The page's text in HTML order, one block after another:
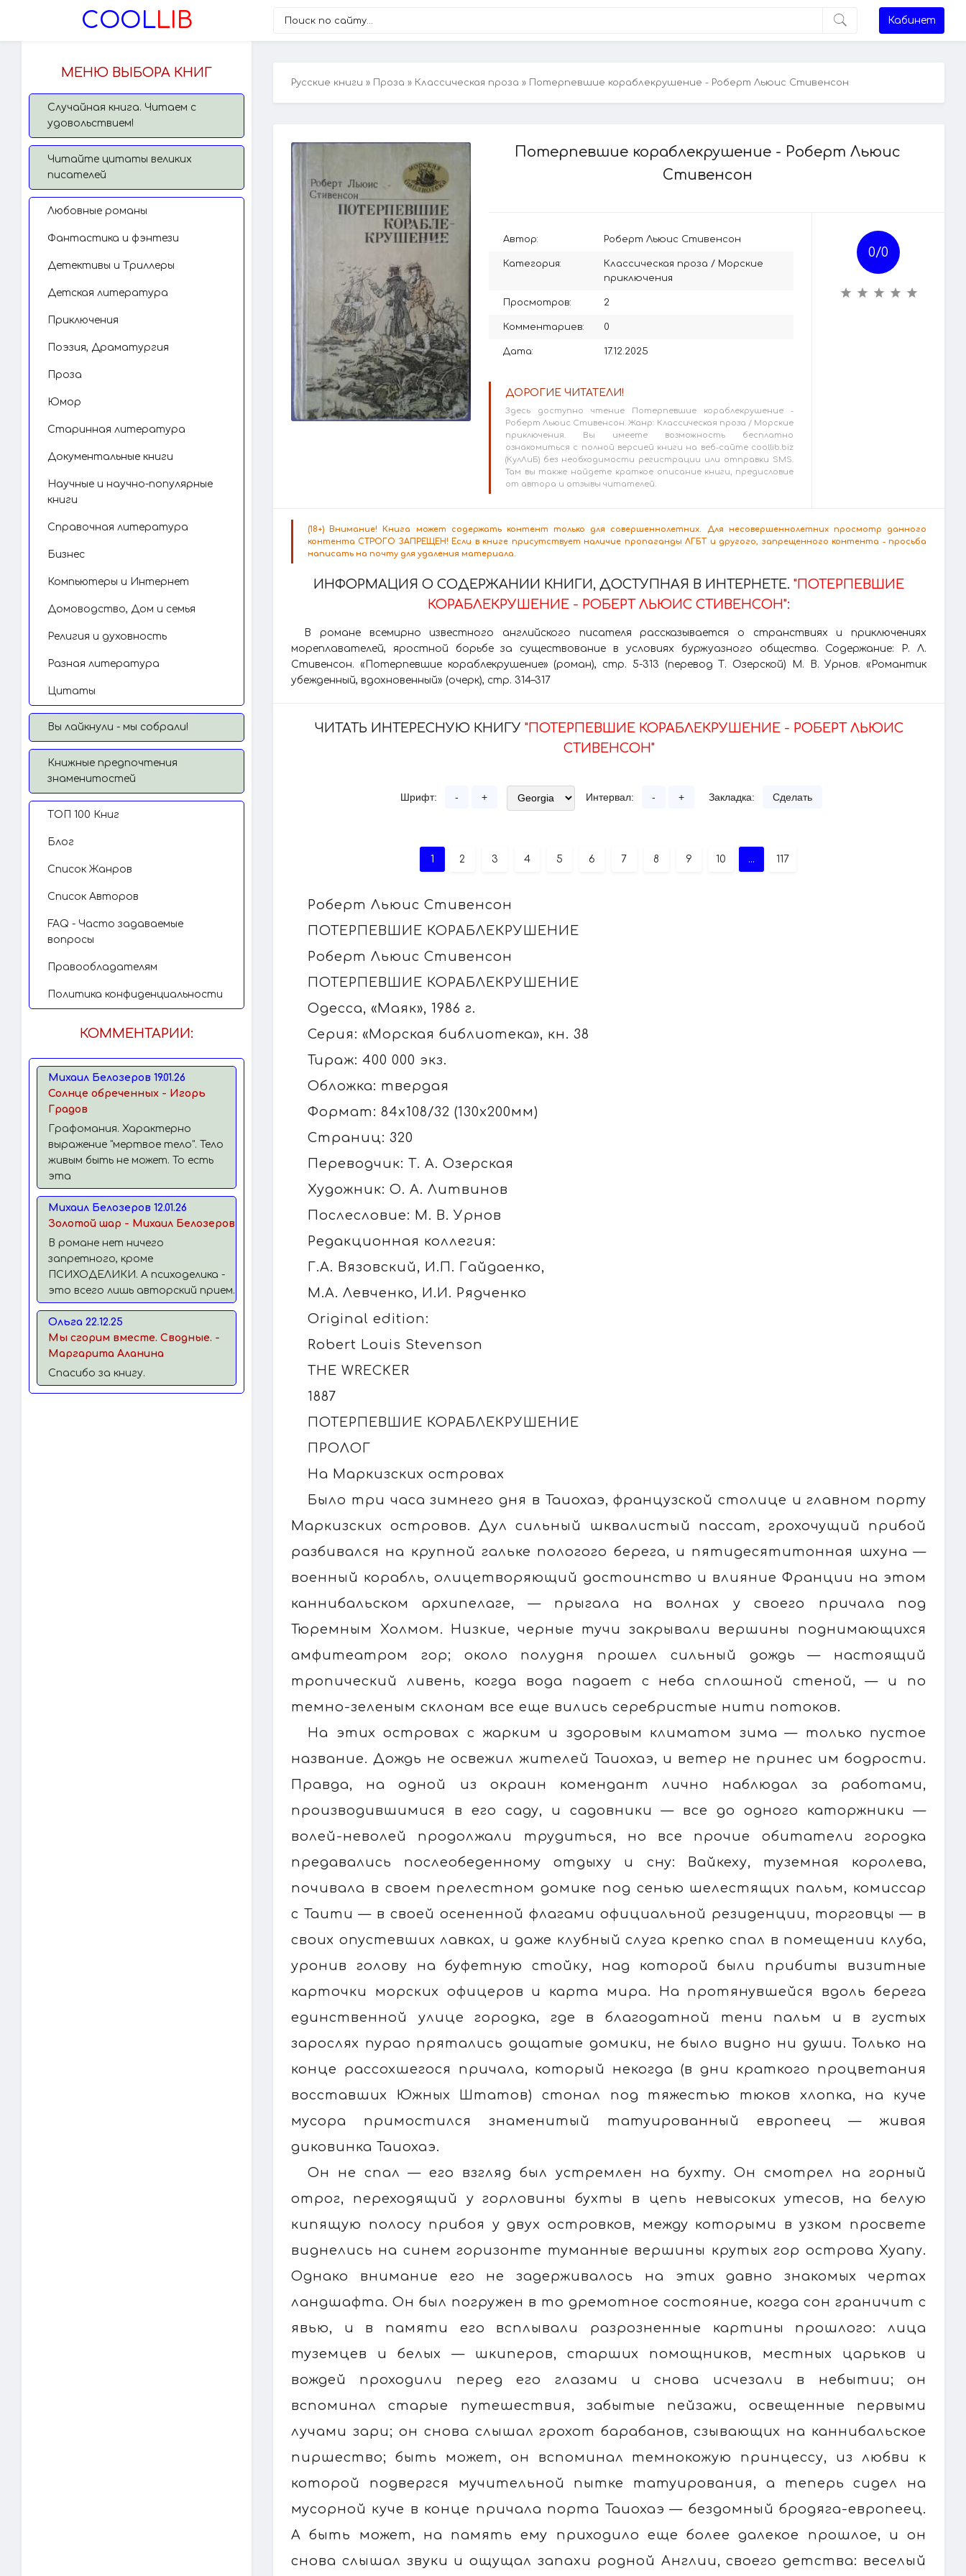
COOLLIB Кабинет
МЕНЮ ВЫБОРА КНИГ
Случайная книга. Читаем с
удовольствием!
Читайте цитаты великих
писателей
Любовные романы
Фантастика и фэнтези
Детективы и Триллеры
Детская литература
Приключения
Поэзия, Драматургия
Проза
Юмор
Старинная литература
Документальные книги
Научные и научно-популярные
книги
Справочная литература
Бизнес
Компьютеры и Интернет
Домоводство, Дом и семья
Религия и духовность
Разная литература
Цитаты
Вы лайкнули - мы собрали!
Книжные предпочтения
знаменитостей
TОП 100 Книг
Блог
Список Жанров
Список Авторов
FAQ - Часто задаваемые
вопросы
Правообладателям
Политика конфиденциальности
КОММЕНТАРИИ:
Михаил Белозеров 19.01.26
Солнце обреченных - Игорь
Градов
Графомания. Характерно
выражение "мертвое тело". Тело
живым быть не может. То есть
эта
Михаил Белозеров 12.01.26
Золотой шар - Михаил Белозеров
В романе нет ничего
запретного, кроме
ПСИХОДЕЛИКИ. А психоделика -
это всего лишь авторский прием.
Ольга 22.12.25
Мы сгорим вместе. Сводные. -
Маргарита Аланина
Спасибо за книгу.
Русские книги » Проза » Классическая проза » Потерпевшие кораблекрушение - Роберт Льюис Стивенсон
Потерпевшие кораблекрушение - Роберт Льюис
Стивенсон
Автор: Роберт Льюис Стивенсон
Категория: Классическая проза / Морские
приключения
Просмотров: 2
Комментариев: 0
Дата: 17.12.2025
ДОРОГИЕ ЧИТАТЕЛИ!
Здесь доступно чтение Потерпевшие кораблекрушение -
Роберт Льюис Стивенсон. Жанр: Классическая проза / Морские
приключения. Вы имеете возможность бесплатно
ознакомиться с полной версией книги на веб-сайте coollib.biz
(КулЛиБ) без необходимости регистрации или отправки SMS.
Там вы также найдете краткое описание книги, предисловие
от автора и отзывы читателей.
0/0
(18+) Внимание! Книга может содержать контент только для совершеннолетних. Для несовершеннолетних просмотр данного
контента СТРОГО ЗАПРЕЩЕН! Если в книге присутствует наличие пропаганды ЛГБТ и другого, запрещенного контента - просьба
написать на почту для удаления материала.
ИНФОРМАЦИЯ О СОДЕРЖАНИИ КНИГИ, ДОСТУПНАЯ В ИНТЕРНЕТЕ. "ПОТЕРПЕВШИЕ
КОРАБЛЕКРУШЕНИЕ - РОБЕРТ ЛЬЮИС СТИВЕНСОН":
В романе всемирно известного английского писателя рассказывается о странствиях и приключениях
мореплавателей, яростной борьбе за существование в условиях буржуазного общества. Содержание: Р. Л.
Стивенсон. «Потерпевшие кораблекрушение» (роман), стр. 5-313 (перевод Т. Озерской) М. В. Урнов. «Романтик
убежденный, вдохновенный» (очерк), стр. 314–317
ЧИТАТЬ ИНТЕРЕСНУЮ КНИГУ "ПОТЕРПЕВШИЕ КОРАБЛЕКРУШЕНИЕ - РОБЕРТ ЛЬЮИС
СТИВЕНСОН"
Шрифт: - + Интервал: - + Закладка: Сделать
1 2 3 4 5 6 7 8 9 10 ... 117
Роберт Льюис Стивенсон
ПОТЕРПЕВШИЕ КОРАБЛЕКРУШЕНИЕ
Роберт Льюис Стивенсон
ПОТЕРПЕВШИЕ КОРАБЛЕКРУШЕНИЕ
Одесса, «Маяк», 1986 г.
Серия: «Морская библиотека», кн. 38
Тираж: 400 000 экз.
Обложка: твердая
Формат: 84х108/32 (130х200мм)
Страниц: 320
Переводчик: Т. А. Озерская
Художник: О. А. Литвинов
Послесловие: М. В. Урнов
Редакционная коллегия:
Г.А. Вязовский, И.П. Гайдаенко,
М.А. Левченко, И.И. Рядченко
Original edition:
Robert Louis Stevenson
THE WRECKER
1887
ПОТЕРПЕВШИЕ КОРАБЛЕКРУШЕНИЕ
ПРОЛОГ
На Маркизских островах
Было три часа зимнего дня в Таиохаэ, французской столице и главном порту
Маркизских островов. Дул сильный шквалистый пассат, грохочущий прибой
разбивался на крупной гальке пологого берега, и пятидесятитонная шхуна —
военный корабль, олицетворяющий достоинство и влияние Франции на этом
каннибальском архипелаге, — прыгала на волнах у своего причала под
Тюремным Холмом. Низкие, черные тучи закрывали вершины поднимающихся
амфитеатром гор; около полудня прошел сильный дождь — настоящий
тропический ливень, когда вода падает с неба сплошной стеной, — и по
темно-зеленым склонам все еще вились серебристые нити потоков.
На этих островах с жарким и здоровым климатом зима — только пустое
название. Дождь не освежил жителей Таиохаэ, и ветер не принес им бодрости.
Правда, на одной из окраин комендант лично наблюдал за работами,
производившимися в его саду, и садовники — все до одного каторжники —
волей-неволей продолжали трудиться, но все прочие обитатели городка
предавались послеобеденному отдыху и сну: Вайкеху, туземная королева,
почивала в своем прелестном домике под сенью шелестящих пальм, комиссар
с Таити — в своей осененной флагами официальной резиденции, торговцы — в
своих опустевших лавках, и даже клубный слуга крепко спал в помещении клуба,
уронив голову на буфетную стойку, над которой были прибиты визитные
карточки морских офицеров и карта мира. На протянувшейся вдоль берега
единственной улице городка, где в благодатной тени пальм и в густых
зарослях пурао прятались дощатые домики, не было видно ни души. Только на
конце рассохшегося причала, который некогда (в дни краткого процветания
восставших Южных Штатов) стонал под тяжестью тюков хлопка, на куче
мусора примостился знаменитый татуированный европеец — живая
диковинка Таиохаэ.
Он не спал — его взгляд был устремлен на бухту. Он смотрел на горный
отрог, переходящий у горловины бухты в цепь невысоких утесов, на белую
кипящую полосу прибоя у двух островков, между которыми в узком просвете
виднелись на синем горизонте туманные вершины крутых гор острова Хуапу.
Однако внимание его не задерживалось на этих давно знакомых чертах
ландшафта. Он был погружен в то дремотное состояние, когда сон граничит с
явью, и в памяти его всплывали разрозненные картины прошлого: лица
туземцев и белых — шкиперов, старших помощников, местных царьков и
вождей проходили перед его глазами и снова исчезали в небытии; он
вспоминал старые путешествия, забытые пейзажи, освещенные первыми
лучами зари; он снова слышал грохот барабанов, сзывающих на каннибальское
пиршество; быть может, он вспоминал темнокожую принцессу, из любви к
которой подвергся мучительной пытке татуирования, а теперь сидел на
мусорной куче в конце причала порта Таиохаэ — бездомный бродяга-европеец.
А быть может, на память ему приходило еще более далекое прошлое, и он
снова слышал звуки и ощущал запахи родной Англии, своего детства: веселый